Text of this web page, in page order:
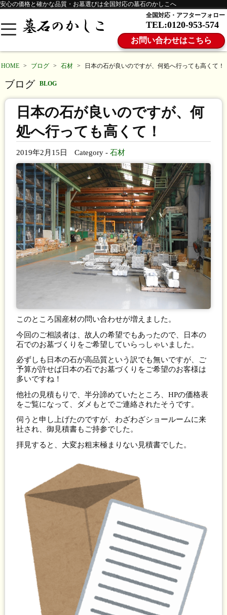
安心の価格と確かな品質・お墓選びは全国対応の墓石のかしこへ
全国対応・アフターフォロー
TEL:0120-953-574
お問い合わせはこちら
HOME > ブログ > 石材 > 日本の石が良いのですが、何処へ行っても高くて！
ブログ BLOG
日本の石が良いのですが、何
処へ行っても高くて！
2019年2月15日 Category -石材
このところ国産材の問い合わせが増えました。
今回のご相談者は、故人の希望でもあったので、日本の
石でのお墓づくりをご希望していらっしゃいました。
必ずしも日本の石が高品質という訳でも無いですが、ご
予算が許せば日本の石でお墓づくりをご希望のお客様は
多いですね！
他社の見積もりで、半分諦めていたところ、HPの価格表
をご覧になって、ダメもとでご連絡されたそうです。
伺うと申し上げたのですが、わざわざショールームに来
社され、御見積書もご持参でした。
拝見すると、大変お粗末極まりない見積書でした。